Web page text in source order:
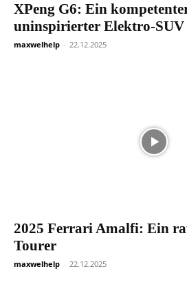
XPeng G6: Ein
uninspirierter Elektro-SUV
maxwelhelp - 22.12.2025
2025 Ferrari Amalfi: Ein
Tourer
maxwelhelp - 22.12.2025